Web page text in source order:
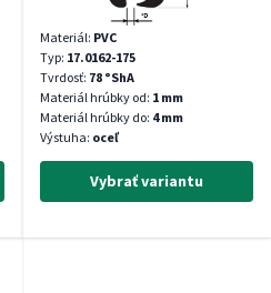
Materiál: PVC
Typ: 17.0162-175
Tvrdosť: 78 °ShA
Materiál hrúbky od: 1 mm
Materiál hrúbky do: 4 mm
Výstuha: oceľ
Vybrať variantu